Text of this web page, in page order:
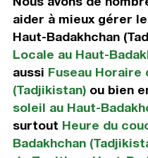
aider à mieux gérer
Haut-Badakhchan
Locale au Haut-
aussi Fuseau Horaire
(Tadjikistan)ou bien
soleil au Haut-
surtout Heure du
Badakhchan